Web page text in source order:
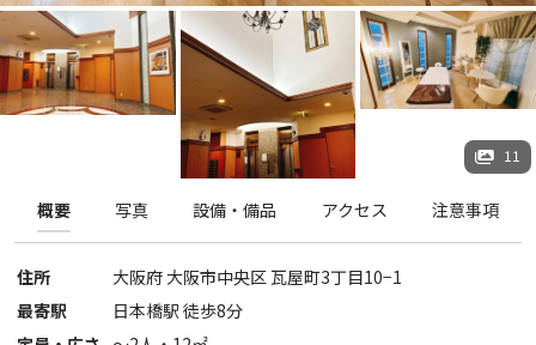
11
概要 写真 設備・備品 アクセス 注意事項
住所 大阪府大阪市中央区 瓦屋町3丁目10−1
最寄駅
日本橋駅 徒歩8分